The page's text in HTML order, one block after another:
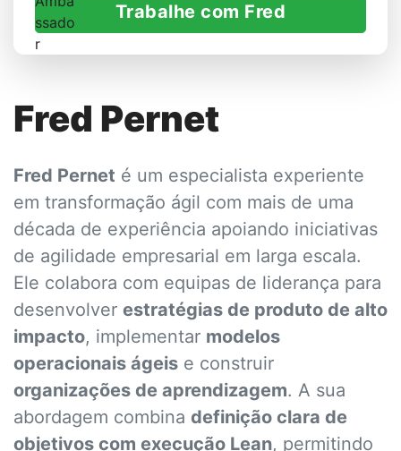
Trabalhe com Fred
Fred Pernet
Fred Pernet é um especialista experiente
em transformação ágil com mais de uma
década de experiência apoiando iniciativas
de agilidade empresarial em larga escala.
Ele colabora com equipas de liderança para
desenvolver estratégias de produto de alto
impacto, implementar modelos
operacionais ágeis e construir
organizações de aprendizagem. A sua
abordagem combina definição clara de
objetivos com execução Lean, permitindo